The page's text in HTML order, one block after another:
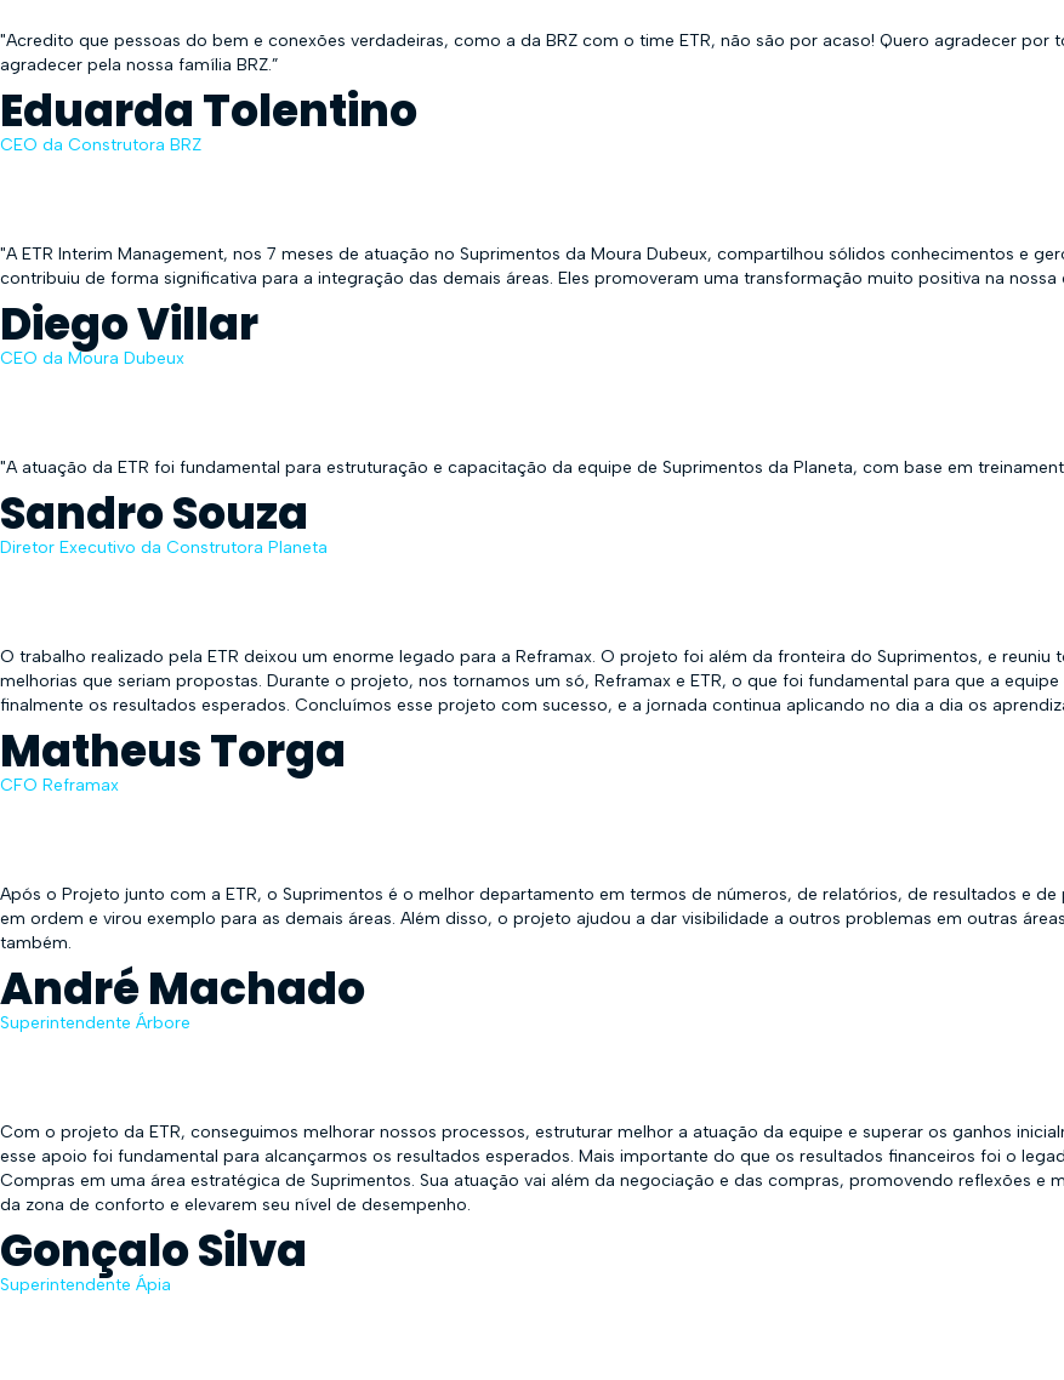
"Acredito que pessoas do bem e conexões verdadeiras, como a da BRZ com o time ETR, não são por acaso! Quero agradecer
agradecer pela nossa família BRZ.”
Eduarda Tolentino
CEO da Construtora BRZ
"A ETR Interim Management, nos 7 meses de atuação no Suprimentos da Moura Dubeux, compartilhou sólidos conhecimentos e
contribuiu de forma significativa para a integração das demais áreas. Eles promoveram uma transformação muito positiva na nossa
Diego Villar
CEO da Moura Dubeux
"A atuação da ETR foi fundamental para estruturação e capacitação da equipe de Suprimentos da Planeta, com base em
Sandro Souza
Diretor Executivo da Construtora Planeta
O trabalho realizado pela ETR deixou um enorme legado para a Reframax. O projeto foi além da fronteira do Suprimentos, e
melhorias que seriam propostas. Durante o projeto, nos tornamos um só, Reframax e ETR, o que foi fundamental para que a
finalmente os resultados esperados. Concluímos esse projeto com sucesso, e a jornada continua aplicando no dia a dia os
Matheus Torga
CFO Reframax
Após o Projeto junto com a ETR, o Suprimentos é o melhor departamento em termos de números, de relatórios, de resultados e
em ordem e virou exemplo para as demais áreas. Além disso, o projeto ajudou a dar visibilidade a outros problemas em outras
também.
André Machado
Superintendente Árbore
Com o projeto da ETR, conseguimos melhorar nossos processos, estruturar melhor a atuação da equipe e superar os ganhos
esse apoio foi fundamental para alcançarmos os resultados esperados. Mais importante do que os resultados financeiros foi o
Compras em uma área estratégica de Suprimentos. Sua atuação vai além da negociação e das compras, promovendo reflexões e
da zona de conforto e elevarem seu nível de desempenho.
Gonçalo Silva
Superintendente Ápia